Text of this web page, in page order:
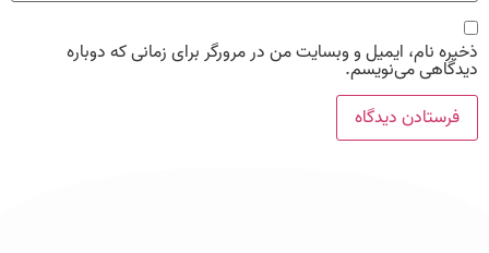
ذخیره نام، ایمیل و وبسایت من در مرورگر برای زمانی که دوباره
دیدگاهی می‌نویسم.